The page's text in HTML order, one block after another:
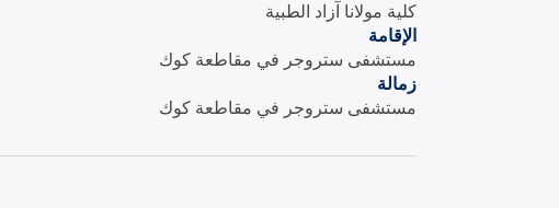
كلية مولانا آزاد الطبية
الإقامة
مستشفى ستروجر في مقاطعة كوك
زمالة
مستشفى ستروجر في مقاطعة كوك